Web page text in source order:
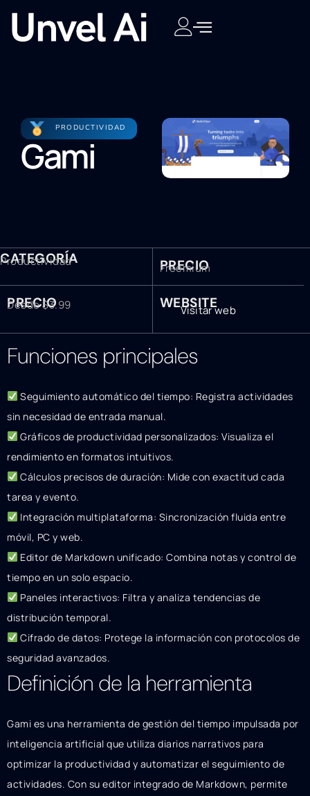
PRODUCTIVIDAD
Gami
CATEGORÍA
Productividad PRECIO
Freemium
PRECIO
Desde $3.99 WEBSITE
Visitar web
Funciones principales
Seguimiento automático del tiempo: Registra actividades
sin necesidad de entrada manual.
Gráficos de productividad personalizados: Visualiza el
rendimiento en formatos intuitivos.
Cálculos precisos de duración: Mide con exactitud cada
tarea y evento.
Integración multiplataforma: Sincronización fluida entre
móvil, PC y web.
Editor de Markdown unificado: Combina notas y control de
tiempo en un solo espacio.
Paneles interactivos: Filtra y analiza tendencias de
distribución temporal.
Cifrado de datos: Protege la información con protocolos de
seguridad avanzados.
Definición de la herramienta
Gami es una herramienta de gestión del tiempo impulsada por
inteligencia artificial que utiliza diarios narrativos para
optimizar la productividad y automatizar el seguimiento de
actividades. Con su editor integrado de Markdown, permite